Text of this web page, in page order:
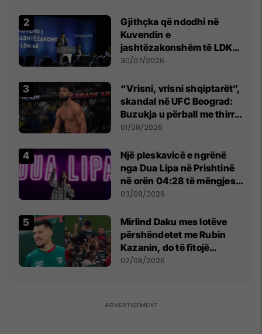
Gjithçka që ndodhi në
Kuvendin e
jashtëzakonshëm të LDK-
së
30/07/2026
“Vrisni, vrisni shqiptarët”,
skandal në UFC Beograd:
Buzukja u përball me thirrje
anti-shqiptare nga
01/08/2026
Një pleskavicë e ngrënë
nga Dua Lipa në Prishtinë
në orën 04:28 të mëngjesit
- dhe bota digjitale serbe
03/08/2026
Mirlind Daku mes lotëve
përshëndetet me Rubin
Kazanin, do të fitojë
miliona te Spartak Moska
02/08/2026